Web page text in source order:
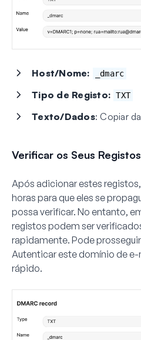
Host/Nome: _dmarc
Tipo de Registo: TXT
Texto/Dados: Copiar
Verificar os Seus
Após adicionar estes
horas para que eles se
possa verificar. No entanto,
registos podem ser
rapidamente. Pode
Autenticar este domínio de e-
rápido.